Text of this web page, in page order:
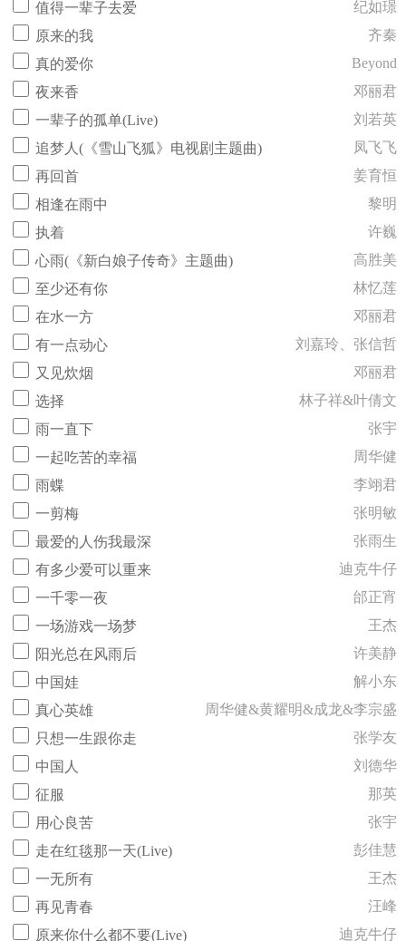
值得一辈子去爱
纪如璟
原来的我
齐秦
真的爱你
Beyond
夜来香
邓丽君
一辈子的孤单(Live)
刘若英
追梦人(《雪山飞狐》电视剧主题曲)
凤飞飞
再回首
姜育恒
相逢在雨中
黎明
执着
许巍
心雨(《新白娘子传奇》主题曲)
高胜美
至少还有你
林忆莲
在水一方
邓丽君
有一点动心
刘嘉玲、张信哲
又见炊烟
邓丽君
选择
林子祥&叶倩文
雨一直下
张宇
一起吃苦的幸福
周华健
雨蝶
李翊君
一剪梅
张明敏
最爱的人伤我最深
张雨生
有多少爱可以重来
迪克牛仔
一千零一夜
邰正宵
一场游戏一场梦
王杰
阳光总在风雨后
许美静
中国娃
解小东
真心英雄
周华健&黄耀明&成龙&李宗盛
只想一生跟你走
张学友
中国人
刘德华
征服
那英
用心良苦
张宇
走在红毯那一天(Live)
彭佳慧
一无所有
王杰
再见青春
汪峰
原来你什么都不要(Live)
迪克牛仔